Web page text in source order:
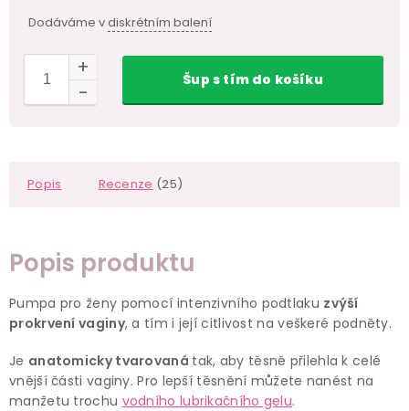
Dodáváme vdiskrétním balení
Šups tímdo košíku
Popis Recenze (25)
Popis produktu
Pumpa pro ženy pomocí intenzivního podtlaku zvýší
prokrvení vaginy, a tím i její citlivost na veškeré podněty.
Je anatomicky tvarovaná tak, aby těsně přilehla k celé
vnější části vaginy. Pro lepší těsnění můžete nanést na
manžetu trochu vodního lubrikačního gelu.